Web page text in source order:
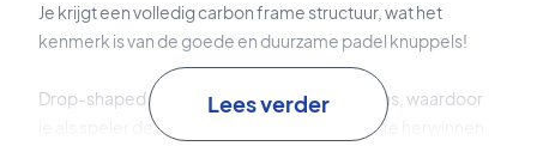
Je krijgt een volledig carbon frame structuur, wat het
kenmerk is van de goede en duurzame padel knuppels!
Drop-shaped padel bat met een sterke balans, waardoor
je als speler de mogelijkheid hebt om kracht te herwinnen
Lees verder